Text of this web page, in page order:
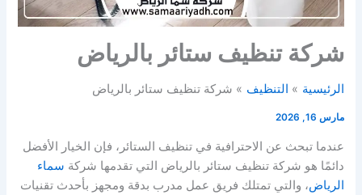
شركة تنظيف ستائر بالرياض
الرئيسية التنظيف شركة تنظيف ستائر بالرياض
مارس 16, 2026
عندما تبحث عن الاحترافية في تنظيف الستائر، فإن الخيار الأفضل
دائمًا هو شركة تنظيف ستائر بالرياض التي تقدمها شركة سماء
الرياض، والتي تمتلك فريق عمل مدرب بدقة ومجهز بأحدث تقنيات